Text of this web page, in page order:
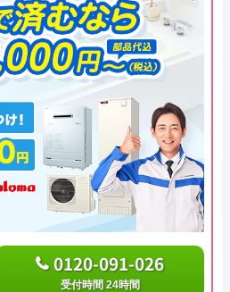
0120-091-026
受付時間 24時間